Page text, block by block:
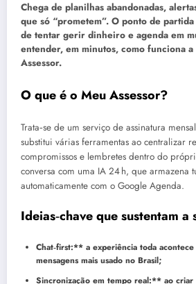
Chega de planilhas abandonadas,
que só “prometem”. O ponto de
de tentar gerir dinheiro e agenda em
entender, em minutos, como funciona
Assessor.
O que é o Meu Assessor?
Trata‑se de um serviço de assinatura
substitui várias ferramentas ao centralizar
compromissos e lembretes dentro do
conversa com uma IA 24 h, que armazena
automaticamente com o Google Agenda.
Ideias‑chave que sustentam a
Chat‑first:** a experiência toda
mensagens mais usado no Brasil;
Sincronização em tempo real:** ao